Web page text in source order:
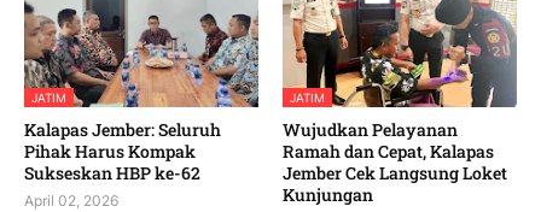
JATIM
Kalapas Jember: Seluruh
Pihak Harus Kompak
Sukseskan HBP ke-62
April 02, 2026
JATIM
Wujudkan Pelayanan
Ramah dan Cepat, Kalapas
Jember Cek Langsung Loket
Kunjungan